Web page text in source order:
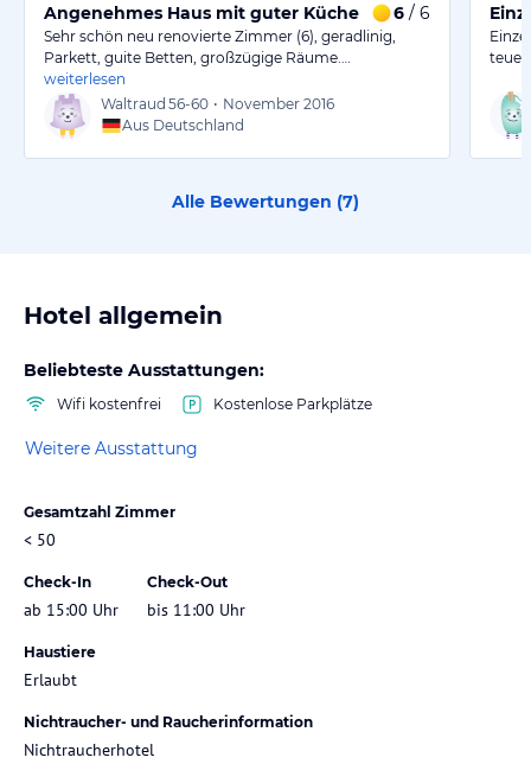
Angenehmes Haus mit guter Küche 6 / 6
Sehr schön neu renovierte Zimmer (6), geradlinig,
Parkett, guite Betten, großzügige Räume.…
weiterlesen
Waltraud 56-60 • November 2016
Aus Deutschland
teuer
Alle Bewertungen (7)
Hotel allgemein
Beliebteste Ausstattungen:
Wifi kostenfrei Kostenlose Parkplätze
Weitere Ausstattung
Gesamtzahl Zimmer
< 50
Check-In
ab 15:00 Uhr
Check-Out
bis 11:00 Uhr
Haustiere
Erlaubt
Nichtraucher- und Raucherinformation
Nichtraucherhotel